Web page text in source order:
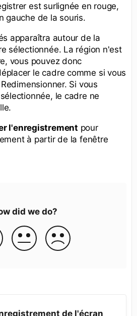
est surlignée en rouge,
gauche de la souris.
apparaîtra autour de la
sélectionnée. La région n'est
vous pouvez donc
le cadre comme si vous
Si vous
le cadre ne
l'enregistrement pour
à partir de la fenêtre
did we do?
de l'écran